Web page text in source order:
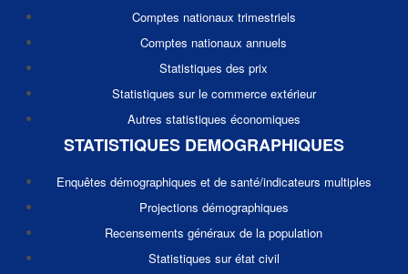
Comptes nationaux trimestriels
Comptes nationaux annuels
Statistiques des prix
Statistiques sur le commerce extérieur
Autres statistiques économiques
STATISTIQUES DEMOGRAPHIQUES
Enquêtes démographiques et de santé/indicateurs multiples
Projections démographiques
Recensements généraux de la population
Statistiques sur état civil